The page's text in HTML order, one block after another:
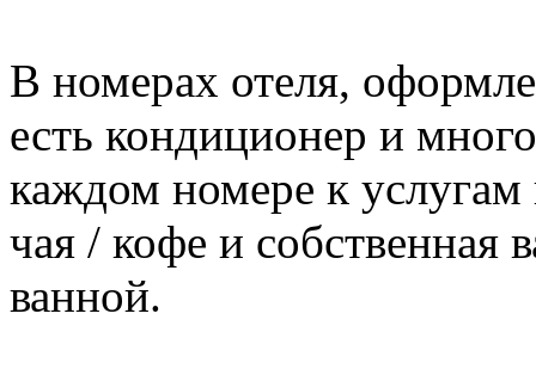
В номерах отеля,
есть кондиционер и
каждом номере к
чая / кофе и собственная
ванной.